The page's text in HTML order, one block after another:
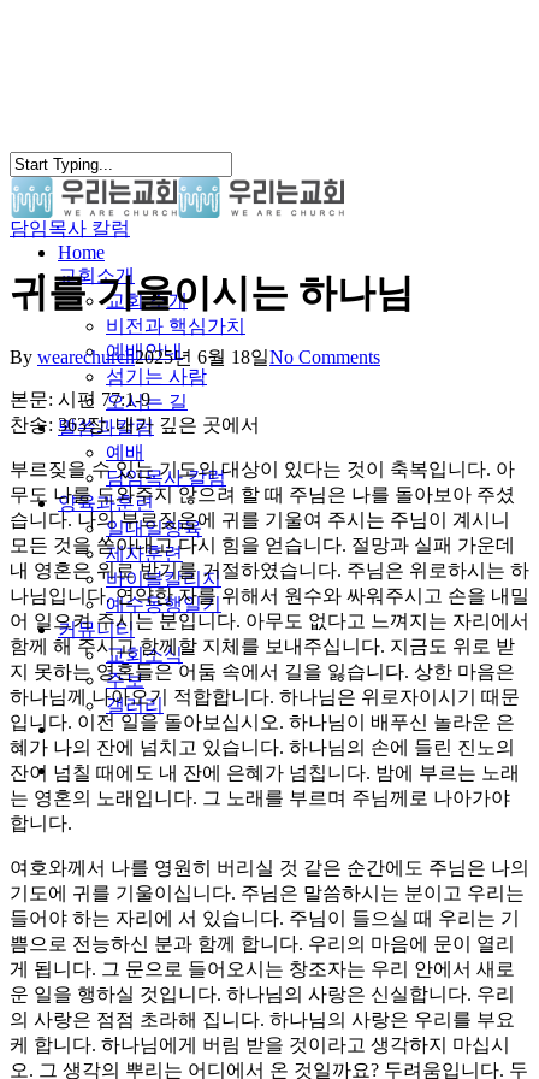
search
Menu
Home
교회소개
교회 소개
비전과 핵심가치
예배안내
섬기는 사람
오시는 길
말씀과칼럼
예배
담임목사 칼럼
양육과훈련
일대일양육
제자훈련
바이블칼리지
예수동행일기
커뮤니티
교회소식
주보
갤러리
youtube
soundcloud
search
담임목사 칼럼
귀를 기울이시는 하나님
By wearechurch2025년 6월 18일No Comments
본문: 시편 77:1-9
찬송: 363장. 내가 깊은 곳에서
부르짖을 수 있는 기도의 대상이 있다는 것이 축복입니다. 아
무도 나를 도와주지 않으려 할 때 주님은 나를 돌아보아 주셨
습니다. 나의 부르짖음에 귀를 기울여 주시는 주님이 계시니
모든 것을 쏟아내고 다시 힘을 얻습니다. 절망과 실패 가운데
내 영혼은 위로 받기를 거절하였습니다. 주님은 위로하시는 하
나님입니다. 연약한 자를 위해서 원수와 싸워주시고 손을 내밀
어 일으켜 주시는 분입니다. 아무도 없다고 느껴지는 자리에서
함께 해 주시고 함께할 지체를 보내주십니다. 지금도 위로 받
지 못하는 영혼들은 어둠 속에서 길을 잃습니다. 상한 마음은
하나님께 나아오기 적합합니다. 하나님은 위로자이시기 때문
입니다. 이전 일을 돌아보십시오. 하나님이 배푸신 놀라운 은
혜가 나의 잔에 넘치고 있습니다. 하나님의 손에 들린 진노의
잔이 넘칠 때에도 내 잔에 은혜가 넘칩니다. 밤에 부르는 노래
는 영혼의 노래입니다. 그 노래를 부르며 주님께로 나아가야
합니다.
여호와께서 나를 영원히 버리실 것 같은 순간에도 주님은 나의
기도에 귀를 기울이십니다. 주님은 말씀하시는 분이고 우리는
들어야 하는 자리에 서 있습니다. 주님이 들으실 때 우리는 기
쁨으로 전능하신 분과 함께 합니다. 우리의 마음에 문이 열리
게 됩니다. 그 문으로 들어오시는 창조자는 우리 안에서 새로
운 일을 행하실 것입니다. 하나님의 사랑은 신실합니다. 우리
의 사랑은 점점 초라해 집니다. 하나님의 사랑은 우리를 부요
케 합니다. 하나님에게 버림 받을 것이라고 생각하지 마십시
오. 그 생각의 뿌리는 어디에서 온 것일까요? 두려움입니다. 두